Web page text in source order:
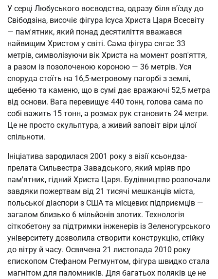
У серці Любуського воєводства, одразу біля в'їзду до
Свібодзіна, височіє фігура Ісуса Христа Царя Всесвіту
— пам'ятник, який понад десятиліття вважався
найвищим Христом у світі. Сама фігура сягає 33
метрів, символізуючи вік Христа на момент розп'яття,
а разом із позолоченою короною — 36 метрів. Уся
споруда стоїть на 16,5-метровому пагорбі з землі,
щебеню та каменю, що в сумі дає вражаючі 52,5 метра
від основи. Вага перевищує 440 тонн, голова сама по
собі важить 15 тонн, а розмах рук становить 24 метри.
Це не просто скульптура, а живий заповіт віри цілої
спільноти.
Ініціатива зародилася 2001 року з візії ксьондза-
прелата Сильвестра Завадського, який мріяв про
пам'ятник, гідний Христа Царя. Будівництво розпочали
завдяки пожертвам від 21 тисячі мешканців міста,
польської діаспори з США та місцевих підприємців —
загалом близько 6 мільйонів злотих. Технологія
сіткобетону за підтримки інженерів із Зеленогурського
університету дозволила створити конструкцію, стійку
до вітру й часу. Освячена 21 листопада 2010 року
єпископом Стефаном Регмунтом, фігура швидко стала
магнітом для паломників. Для багатьох поляків це не